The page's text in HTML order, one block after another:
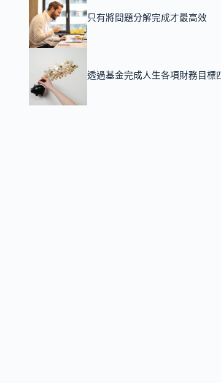
只有將問題分解完成才最高效
透過基金完成人生各項財務目標